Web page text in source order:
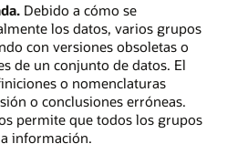
Debido a cómo se
los datos, varios grupos
con versiones obsoletas o
de un conjunto de datos. El
o nomenclaturas
o conclusiones erróneas.
permite que todos los grupos
información.